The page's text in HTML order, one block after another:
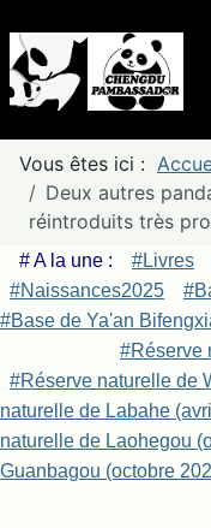
Vous êtes ici :
Deux autres
réintroduits très
# A la une : #Livres
#Naissances2025
#Base de Ya'an
#Réserve
#Réserve naturelle de
naturelle de Labahe
naturelle de Laohegou
Guanbagou (octobre